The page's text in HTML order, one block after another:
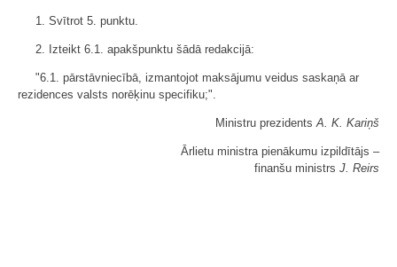
1. Svītrot 5. punktu.
2. Izteikt 6.1. apakšpunktu šādā redakcijā:
"6.1. pārstāvniecībā, izmantojot maksājumu veidus saskaņā ar
rezidences valsts norēķinu specifiku;".
Ministru prezidentsA. K. Kariņš
Ārlietu ministra pienākumu izpildītājs ‒
finanšu ministrs J. Reirs